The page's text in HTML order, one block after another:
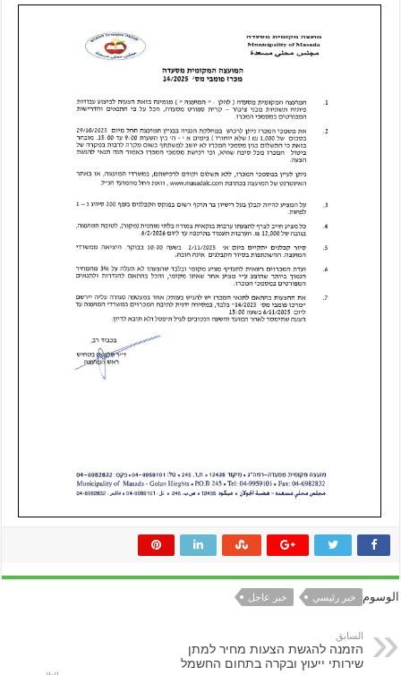
الوسوم خبر رئيسي خبر عاجل
السابق
הזמנה להגשת הצעות מחיר למתן
שירותי ייעוץ ובקרה בתחום החשמל